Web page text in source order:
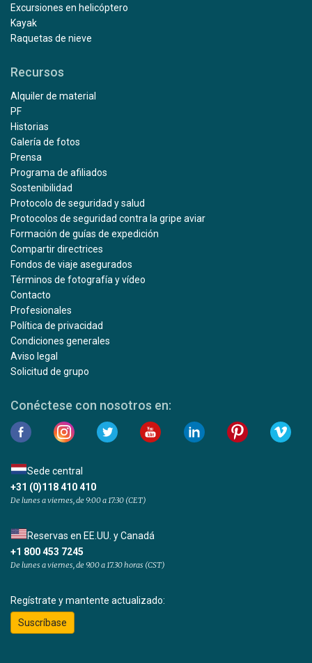
Excursiones en helicóptero
Kayak
Raquetas de nieve
Recursos
Alquiler de material
PF
Historias
Galería de fotos
Prensa
Programa de afiliados
Sostenibilidad
Protocolo de seguridad y salud
Protocolos de seguridad contra la gripe aviar
Formación de guías de expedición
Compartir directrices
Fondos de viaje asegurados
Términos de fotografía y vídeo
Contacto
Profesionales
Política de privacidad
Condiciones generales
Aviso legal
Solicitud de grupo
Conéctese con nosotros en:
Sede central
+31 (0)118 410 410
De lunes a viernes, de 9:00 a 17:30 (CET)
Reservas en EE.UU. y Canadá
+1 800 453 7245
De lunes a viernes, de 9.00 a 17.30 horas (CST)
Regístrate y mantente actualizado:
Suscríbase